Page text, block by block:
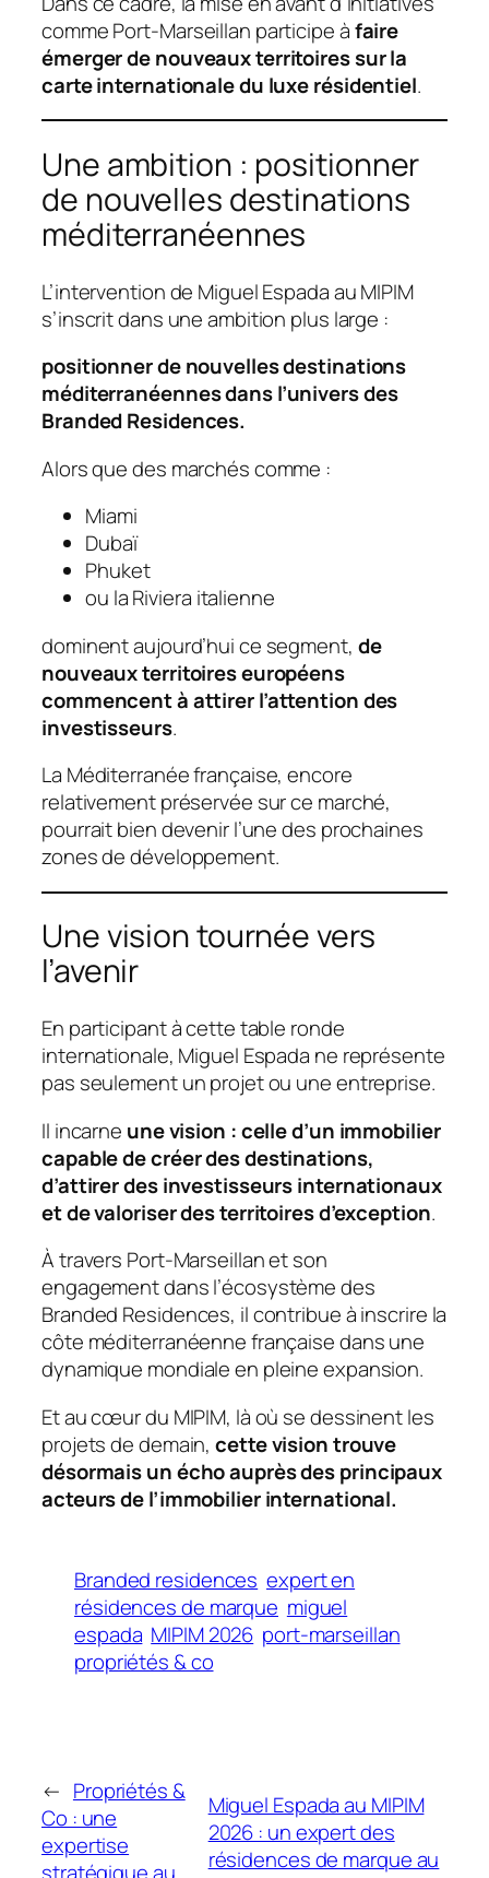
comme Port-Marseillan participe àfaire
émerger de nouveaux territoires sur la
carte internationale du luxe résidentiel.
Une ambition : positionner
de nouvelles destinations
méditerranéennes
L’intervention de Miguel Espada au MIPIM
s’inscrit dans une ambition plus large :
positionner de nouvelles destinations
méditerranéennes dans l’univers des
Branded Residences.
Alors que des marchés comme :
Miami
Dubaï
Phuket
ou la Riviera italienne
dominent aujourd’hui ce segment, de
nouveaux territoires européens
commencent à attirer l’attention des
investisseurs.
La Méditerranée française, encore
relativement préservée sur ce marché,
pourrait bien devenir l’une des prochaines
zones de développement.
Une vision tournée vers
l’avenir
En participant à cette table ronde
internationale, Miguel Espada ne représente
pas seulement un projet ou une entreprise.
Il incarne une vision : celle d’un immobilier
capable de créer des destinations,
d’attirer des investisseurs internationaux
et de valoriser des territoires d’exception.
À travers Port-Marseillan et son
engagement dans l’écosystème des
Branded Residences, il contribue à inscrire la
côte méditerranéenne française dans une
dynamique mondiale en pleine expansion.
Et au cœur du MIPIM, là où se dessinent les
projets de demain,cette vision trouve
désormais un écho auprès des principaux
acteurs de l’immobilier international.
Branded residences expert en
résidences de marque miguel
espada MIPIM 2026 port-marseillan
propriétés & co
← Propriétés &
Co : une
expertise
Miguel Espada au MIPIM
2026 : un expert des
résidences de marque au